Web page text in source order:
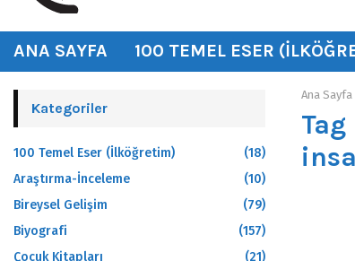
ANA SAYFA 100 TEMEL ESER
Ana Sayfa
Kategoriler
100 Temel Eser (İlköğretim)
(18)
Araştırma-İnceleme
(10)
Bireysel Gelişim
(79)
Biyografi
(157)
Çocuk Kitapları
(21)